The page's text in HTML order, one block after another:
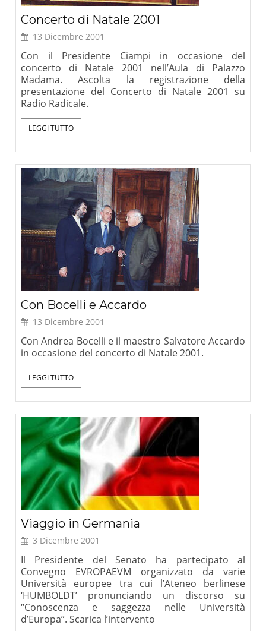
Concerto di Natale 2001
13 Dicembre 2001
Con il Presidente Ciampi in occasione del
concerto di Natale 2001 nell’Aula di Palazzo
Madama. Ascolta la registrazione della
presentazione del Concerto di Natale 2001 su
Radio Radicale.
LEGGI TUTTO
Con Bocelli e Accardo
13 Dicembre 2001
Con Andrea Bocelli e il maestro Salvatore Accardo
in occasione del concerto di Natale 2001.
LEGGI TUTTO
Viaggio in Germania
3 Dicembre 2001
Il Presidente del Senato ha partecipato al
Convegno EVROPAEVM organizzato da varie
Università europee tra cui l’Ateneo berlinese
‘HUMBOLDT’ pronunciando un discorso su
“Conoscenza e saggezza nelle Università
d’Europa”. Scarica l’intervento